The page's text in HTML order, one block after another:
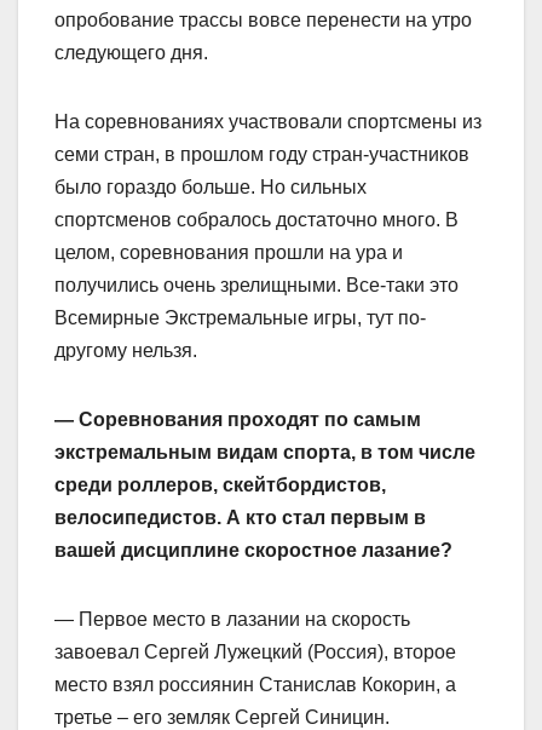
опробование трассы вовсе перенести на утро
следующего дня.
На соревнованиях участвовали спортсмены из
семи стран, в прошлом году стран-участников
было гораздо больше. Но сильных
спортсменов собралось достаточно много. В
целом, соревнования прошли на ура и
получились очень зрелищными. Все-таки это
Всемирные Экстремальные игры, тут по-
другому нельзя.
— Соревнования проходят по самым
экстремальным видам спорта, в том числе
среди роллеров, скейтбордистов,
велосипедистов. А кто стал первым в
вашей дисциплине скоростное лазание?
— Первое место в лазании на скорость
завоевал Сергей Лужецкий (Россия), второе
место взял россиянин Станислав Кокорин, а
третье – его земляк Сергей Синицин.